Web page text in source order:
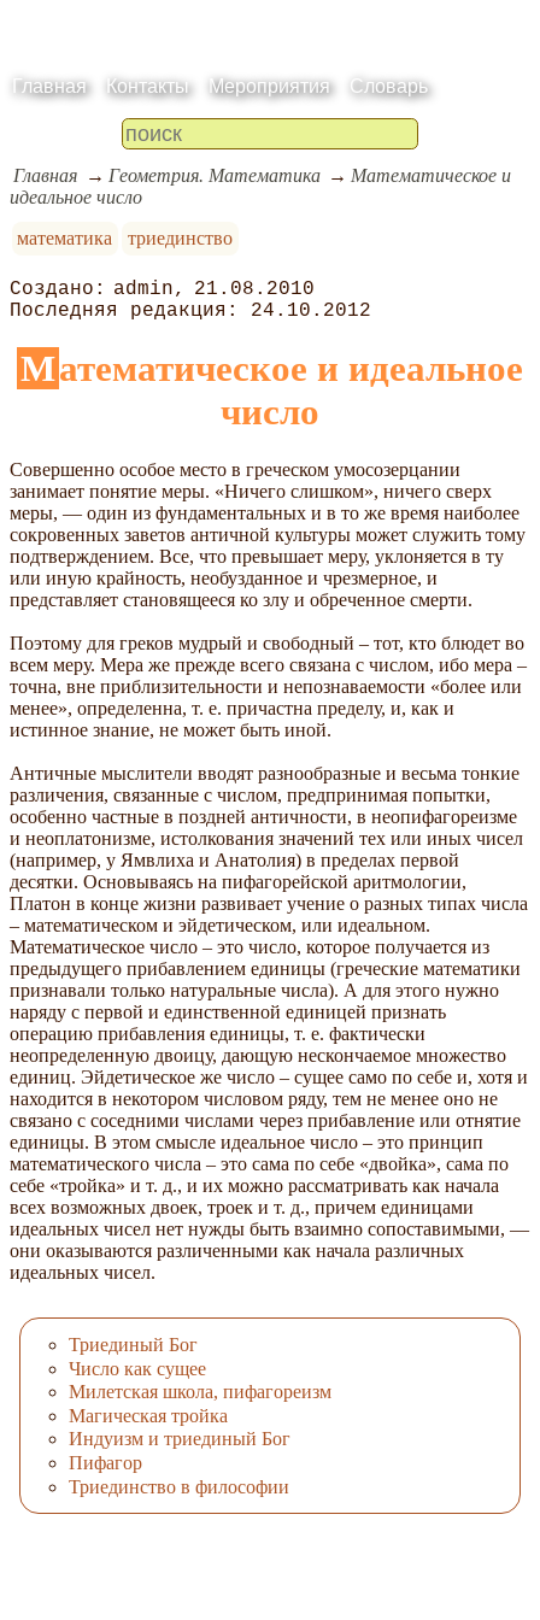
Главная Контакты Мероприятия Словарь
Главная Геометрия. Математика
Математическое и
идеальное число
математика
триединство
admin
21.08.2010
24.10.2012
Математическое и идеальное
число
Совершенно особое место в греческом умосозерцании
занимает понятие меры. «Ничего слишком», ничего сверх
меры, — один из фундаментальных и в то же время наиболее
сокровенных заветов античной культуры может служить тому
подтверждением. Все, что превышает меру, уклоняется в ту
или иную крайность, необузданное и чрезмерное, и
представляет становящееся ко злу и обреченное смерти.
Поэтому для греков мудрый и свободный – тот, кто блюдет во
всем меру. Мера же прежде всего связана с числом, ибо мера –
точна, вне приблизительности и непознаваемости «более или
менее», определенна, т. е. причастна пределу, и, как и
истинное знание, не может быть иной.
Античные мыслители вводят разнообразные и весьма тонкие
различения, связанные с числом, предпринимая попытки,
особенно частные в поздней античности, в неопифагореизме
и неоплатонизме, истолкования значений тех или иных чисел
(например, у Ямвлиха и Анатолия) в пределах первой
десятки. Основываясь на пифагорейской аритмологии,
Платон в конце жизни развивает учение о разных типах числа
– математическом и эйдетическом, или идеальном.
Математическое число – это число, которое получается из
предыдущего прибавлением единицы (греческие математики
признавали только натуральные числа). А для этого нужно
наряду с первой и единственной единицей признать
операцию прибавления единицы, т. е. фактически
неопределенную двоицу, дающую нескончаемое множество
единиц. Эйдетическое же число – сущее само по себе и, хотя и
находится в некотором числовом ряду, тем не менее оно не
связано с соседними числами через прибавление или отнятие
единицы. В этом смысле идеальное число – это принцип
математического числа – это сама по себе «двойка», сама по
себе «тройка» и т. д., и их можно рассматривать как начала
всех возможных двоек, троек и т. д., причем единицами
идеальных чисел нет нужды быть взаимно сопоставимыми, —
они оказываются различенными как начала различных
идеальных чисел.
Триединый Бог
Число как сущее
Милетская школа, пифагореизм
Магическая тройка
Индуизм и триединый Бог
Пифагор
Триединство в философии